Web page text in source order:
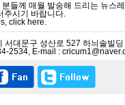
들께 매월 발송해 드리는 뉴스
주시기 바랍니다.
click here.
대문구 성산로 527 하늬솔빌
2534, E-mail :